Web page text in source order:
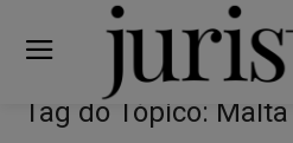
Tag do Tópico: Malta